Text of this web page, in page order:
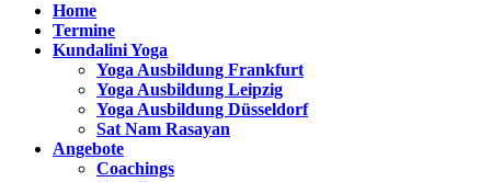
Home
Termine
Kundalini Yoga
Yoga Ausbildung Frankfurt
Yoga Ausbildung Leipzig
Yoga Ausbildung Düsseldorf
Sat Nam Rasayan
Angebote
Coachings